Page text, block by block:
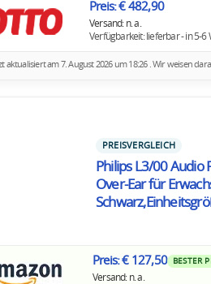
Preis: € 482,90
Versand: n. a.
Verfügbarkeit: lieferbar - in 5-6
aktualisiert am 7. August 2026 um 18:26 . Wir weisen
PREISVERGLEICH
Philips L3/00 Audio
Over-Ear für
Preis: € 127,50 BESTER
Versand: n. a.